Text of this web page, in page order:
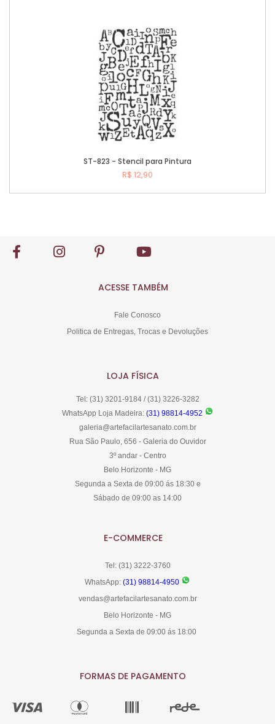
ST-823 - Stencil para Pintura
R$ 12,90
ACESSE TAMBÉM
Fale Conosco
Politica de Entregas, Trocas e Devoluções
LOJA FÍSICA
Tel: (31) 3201-9184 / (31) 3226-3282
WhatsApp Loja Madeira: (31) 98814-4952
galeria@artefacilartesanato.com.br
Rua São Paulo, 656 - Galeria do Ouvidor
3º andar - Centro
Belo Horizonte - MG
Segunda a Sexta de 09:00 ás 18:30 e
Sábado de 09:00 as 14:00
E-COMMERCE
Tel: (31) 3222-3760
WhatsApp: (31) 98814-4950
vendas@artefacilartesanato.com.br
Belo Horizonte - MG
Segunda a Sexta de 09:00 ás 18:00
FORMAS DE PAGAMENTO